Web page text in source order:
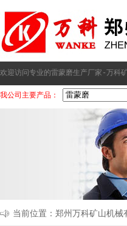
欢迎访问专业的雷蒙磨生产厂家-万科
我公司主要产品：
当前位置： 郑州万科矿山机械